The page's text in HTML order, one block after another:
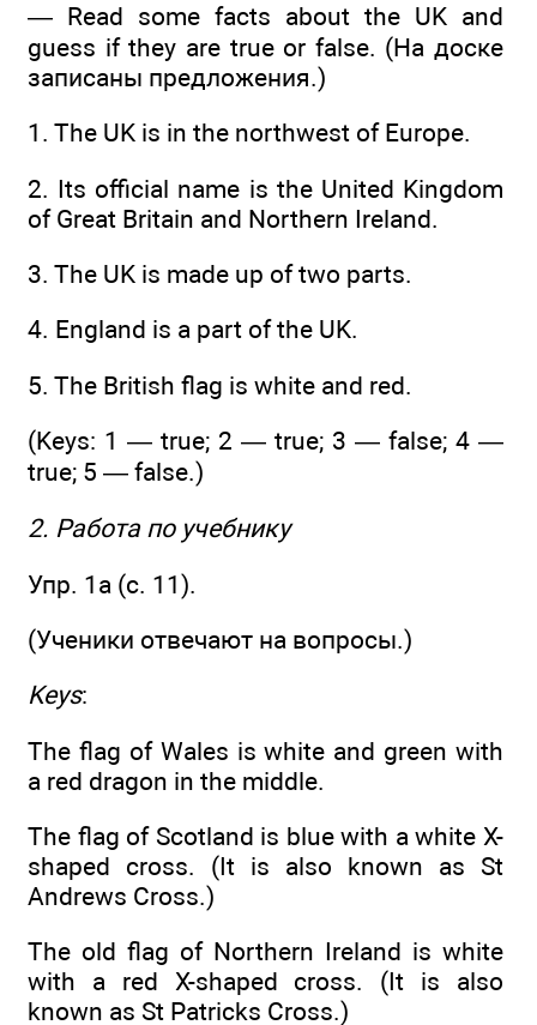
— Read some facts about the UK and
guess if they are true or false. (На доске
записаны предложения.)
1. The UK is in the northwest of Europe.
2. Its official name is the United Kingdom
of Great Britain and Northern Ireland.
3. The UK is made up of two parts.
4. England is a part of the UK.
5. The British flag is white and red.
(Keys: 1 — true; 2 — true; 3 — false; 4 —
true; 5 — false.)
2. Работа по учебнику
Упр. 1a (c. 11).
(Ученики отвечают на вопросы.)
Keys:
The flag of Wales is white and green with
a red dragon in the middle.
The flag of Scotland is blue with a white X-
shaped cross. (It is also known as St
Andrews Cross.)
The old flag of Northern Ireland is white
with a red X-shaped cross. (It is also
known as St Patricks Cross.)